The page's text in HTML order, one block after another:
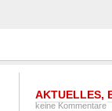
AKTUELLES,
keine Kommentare